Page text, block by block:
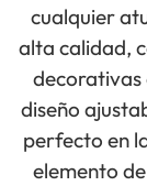
cualquier
alta calidad,
decorativas
diseño
perfecto en
elemento